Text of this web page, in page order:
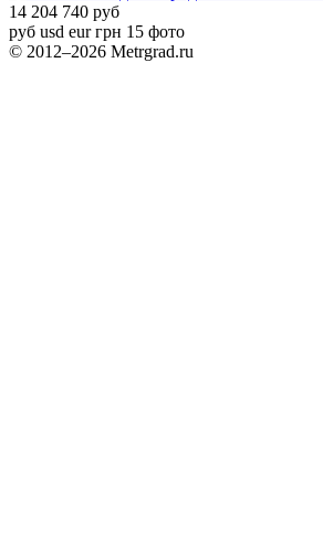
14 204 740 руб
руб usd eur грн 15 фото
© 2012–2026 Metrgrad.ru